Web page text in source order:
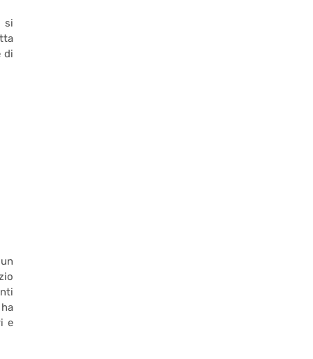
si
di
e